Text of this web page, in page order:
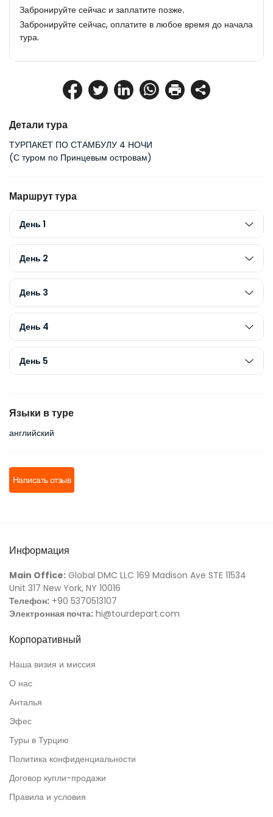
Детали тура
ТУРПАКЕТ ПО СТАМБУЛУ 4 НОЧИ
(С туром по Принцевым островам)
Маршрут тура
День 1
День 2
День 3
День 4
День 5
Языки в туре
английский
Написать отзыв
Забронируйте сейчас и заплатите позже.
Забронируйте сейчас, оплатите в любое время до начала
тура.
Информация
Main Office: Global DMC LLC 169 Madison Ave STE 11534
Unit 317 New York, NY 10016
Телефон: +90 5370513107
Электронная почта: hi@tourdepart.com
Корпоративный
Наша визия и миссия
О нас
Анталья
Эфес
Туры в Турцию
Политика конфиденциальности
Договор купли-продажи
Правила и условия